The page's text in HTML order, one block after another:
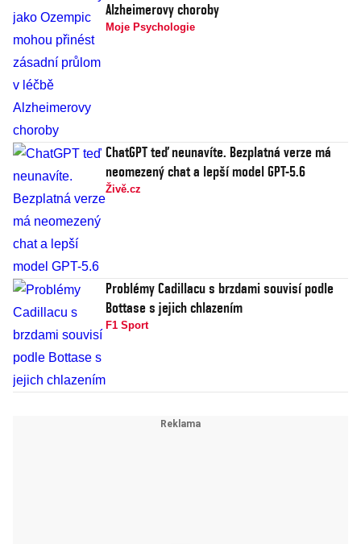
Alzheimerovy choroby
Moje Psychologie
ChatGPT teď neunavíte. Bezplatná verze má
neomezený chat a lepší model GPT-5.6
Živě.cz
Problémy Cadillacu s brzdami souvisí podle
Bottase s jejich chlazením
F1 Sport